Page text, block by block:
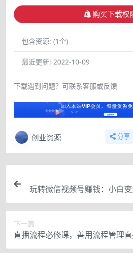
购买下载权
包含资源: (1个)
最近更新: 2022-10-09
下载遇到问题？可联系客服或反馈
创业资源 分享
玩转微信视频号赚钱：小白
下一篇
直播流程必修课，善用流程管理
合规更高效